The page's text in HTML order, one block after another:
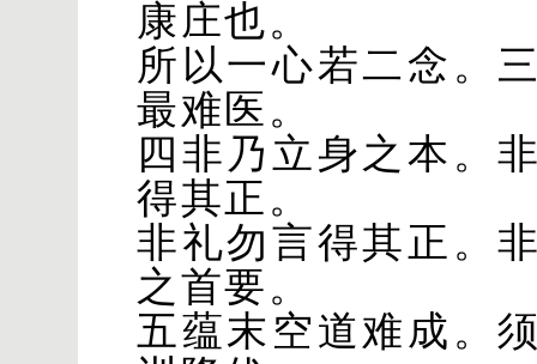
康庄也。
所以一心若二念。
最难医。
四非乃立身之本。
得其正。
非礼勿言得其正。
之首要。
五蕴末空道难成。